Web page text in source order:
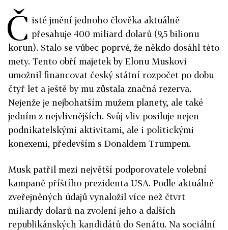
Č isté jmění jednoho člověka aktuálně
přesahuje 400 miliard dolarů (9,5 bilionu
korun). Stalo se vůbec poprvé, že někdo dosáhl této
mety. Tento obří majetek by Elonu Muskovi
umožnil financovat český státní rozpočet po dobu
čtyř let a ještě by mu zůstala značná rezerva.
Nejenže je nejbohatším mužem planety, ale také
jedním z nejvlivnějších. Svůj vliv posiluje nejen
podnikatelskými aktivitami, ale i politickými
konexemi, především s Donaldem Trumpem.
Musk patřil mezi největší podporovatele volební
kampaně příštího prezidenta USA. Podle aktuálně
zveřejněných údajů vynaložil více než čtvrt
miliardy dolarů na zvolení jeho a dalších
republikánských kandidátů do Senátu. Na sociální